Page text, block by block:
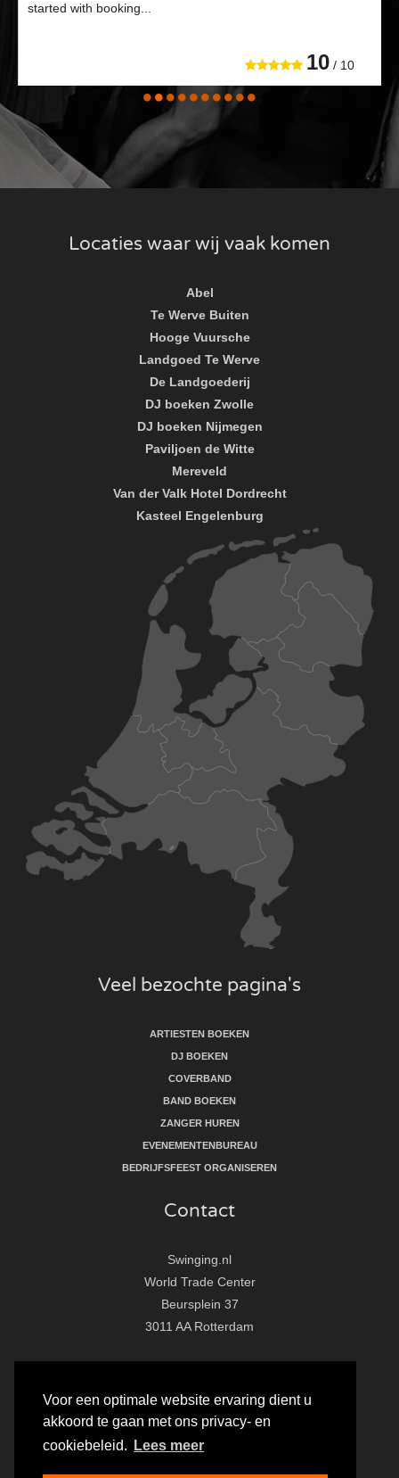
Voor een optimale website ervaring dient u
akkoord te gaan met ons privacy- en
cookiebeleid.
Lees meer
started with booking...
10 / 10
Locaties waar wij vaak komen
Abel
Te Werve Buiten
Hooge Vuursche
Landgoed Te Werve
De Landgoederij
DJ boeken Zwolle
DJ boeken Nijmegen
Paviljoen de Witte
Mereveld
Van der Valk Hotel Dordrecht
Kasteel Engelenburg
Veel bezochte pagina's
ARTIESTEN BOEKEN
DJ BOEKEN
COVERBAND
BAND BOEKEN
ZANGER HUREN
EVENEMENTENBUREAU
BEDRIJFSFEEST ORGANISEREN
Contact
Swinging.nl
World Trade Center
Beursplein 37
3011 AA Rotterdam
E:
info@swinging.nl
F
a
I
n
o